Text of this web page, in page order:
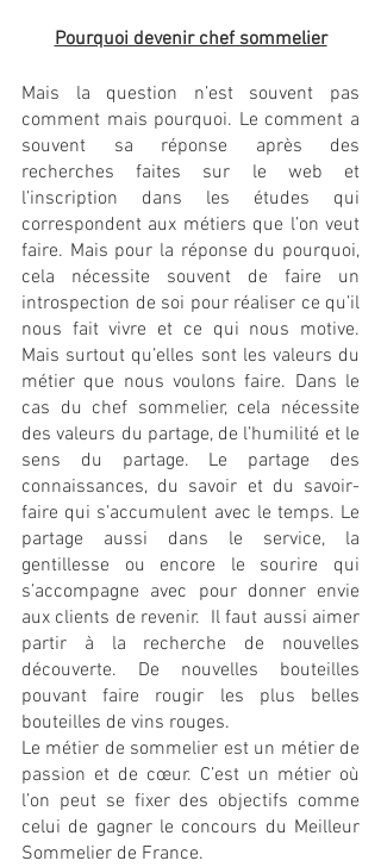
Pourquoi devenir chef sommelier
Mais la question n’est souvent pas
comment mais pourquoi. Le comment a
souvent sa réponse après des
recherches faites sur le web et
l’inscription dans les études qui
correspondent aux métiers que l’on veut
faire. Mais pour la réponse du pourquoi,
cela nécessite souvent de faire un
introspection de soi pour réaliser ce qu’il
nous fait vivre et ce qui nous motive.
Mais surtout qu’elles sont les valeurs du
métier que nous voulons faire. Dans le
cas du chef sommelier, cela nécessite
des valeurs du partage, de l’humilité et le
sens du partage. Le partage des
connaissances, du savoir et du savoir-
faire qui s’accumulent avec le temps. Le
partage aussi dans le service, la
gentillesse ou encore le sourire qui
s’accompagne avec pour donner envie
aux clients de revenir.  Il faut aussi aimer
partir à la recherche de nouvelles
découverte. De nouvelles bouteilles
pouvant faire rougir les plus belles
bouteilles de vins rouges.
Le métier de sommelier est un métier de
passion et de cœur. C’est un métier où
l’on peut se fixer des objectifs comme
celui de gagner le concours du Meilleur
Sommelier de France.